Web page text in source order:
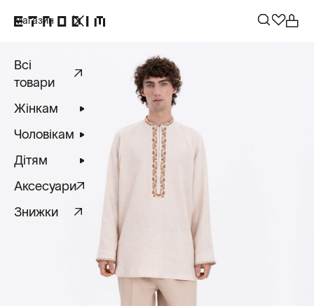
Магазин
Всі
товари
Жінкам
Чоловікам
Дітям
Аксесуари
Знижки